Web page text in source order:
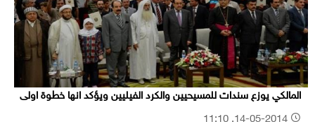
المالكي يوزع سندات للمسيحيين والكرد الفيليين ويؤكد انها خطوة اولى